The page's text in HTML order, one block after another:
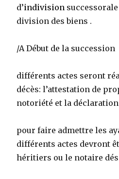
d’indivision
division des biens .
/A Début de la succession
différents actes seront
décès: l’attestation de
notoriété et la
pour faire admettre les
différents actes devront
héritiers ou le notaire